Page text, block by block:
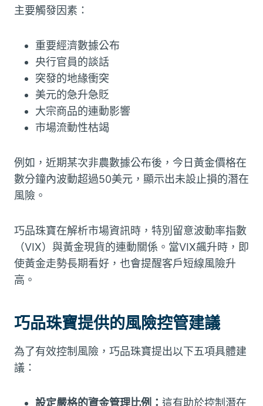
主要觸發因素：
重要經濟數據公布
央行官員的談話
突發的地緣衝突
美元的急升急貶
大宗商品的連動影響
市場流動性枯竭
例如，近期某次非農數據公布後，今日黃金價格在
數分鐘內波動超過50美元，顯示出未設止損的潛在
風險。
巧品珠寶在解析市場資訊時，特別留意波動率指數
（VIX）與黃金現貨的連動關係。當VIX飆升時，即
使黃金走勢長期看好，也會提醒客戶短線風險升
高。
巧品珠寶提供的風險控管建議
為了有效控制風險，巧品珠寶提出以下五項具體建
議：
設定嚴格的資金管理比例： 這有助於控制潛在